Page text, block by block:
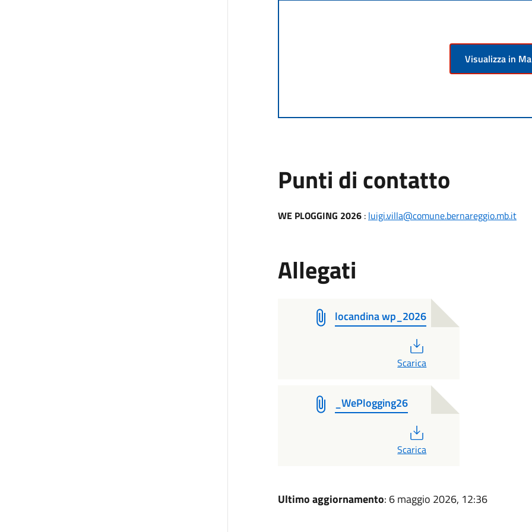
Visualizza in
Punti di contatto
WE PLOGGING 2026: luigi.villa@comune.bernareggio.mb.it
Allegati
locandina wp_2026
Scarica
_WePlogging26
Scarica
Ultimo aggiornamento: 6 maggio 2026, 12:36